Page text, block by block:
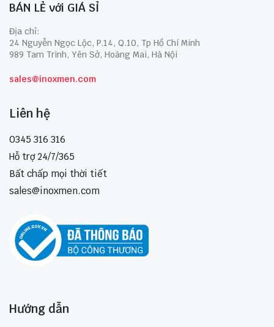
BÁN LẺ với GIÁ SỈ
Địa chỉ:
24 Nguyễn Ngọc Lộc, P.14, Q.10, Tp Hồ Chí Minh
989 Tam Trinh, Yên Sở, Hoàng Mai, Hà Nội
sales@inoxmen.com
Liên hệ
0345 316 316
Hỗ trợ 24/7/365
Bất chấp mọi thời tiết
sales@inoxmen.com
Hướng dẫn